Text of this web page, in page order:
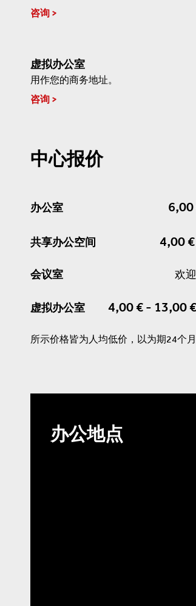
咨询
虚拟办公室
用作您的商务地址。
咨询
中心报价
办公室 6,00
共享办公空间 4,00 €
会议室 欢
虚拟办公室 4,00 € - 13,00 €
所示价格皆为人均低价，以为期24个
办公地点